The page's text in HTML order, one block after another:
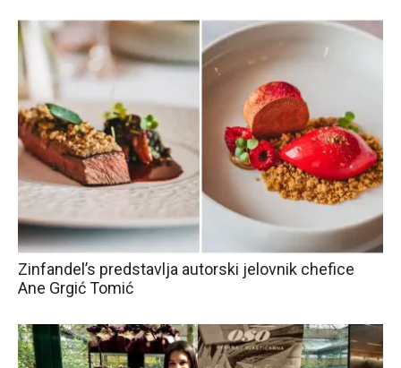
Zinfandel’s predstavlja autorski jelovnik chefice
Ane Grgić Tomić